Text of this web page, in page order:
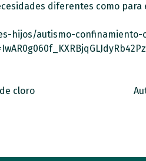
diferentes como
hijos/autismo-confinamiento-
cloro